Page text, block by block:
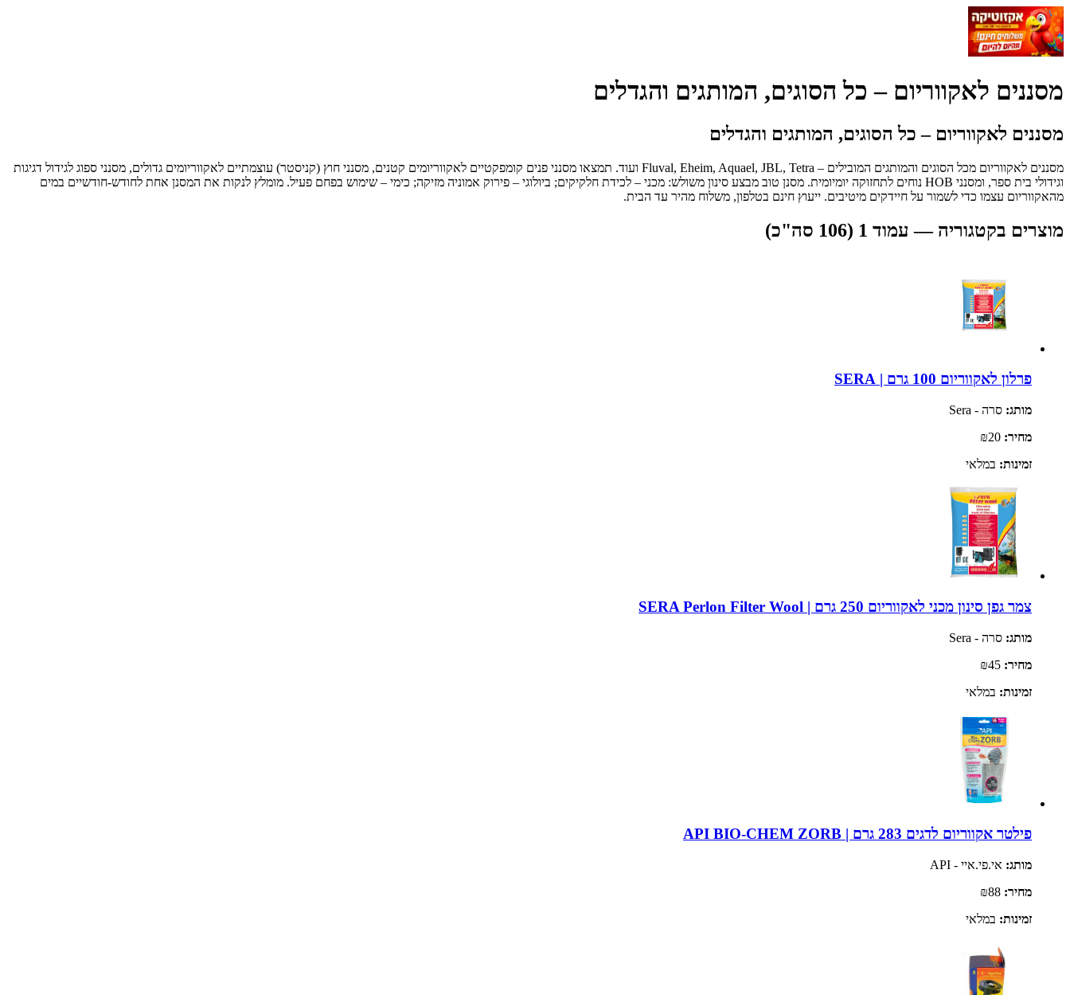
מסננים לאקווריום – כל הסוגים, המותגים והגדלים
מסננים לאקווריום – כל הסוגים, המותגים והגדלים
מסננים לאקווריום מכל הסוגים והמותגים המובילים – Fluval, Eheim, Aquael, JBL, Tetra ועוד. תמצאו מסנני פנים קומפקטיים לאקווריומים קטנים, מסנני חוץ (קניסטר) עוצמתיים לאקווריומים גדולים, מסנני ספוג לגידול דגיגות
וגידולי בית ספר, ומסנני HOB נוחים לתחזוקה יומיומית. מסנן טוב מבצע סינון משולש: מכני – לכידת חלקיקים; ביולוגי – פירוק אמוניה מזיקה; כימי – שימוש בפחם פעיל. מומלץ לנקות את המסנן אחת לחודש-חודשיים במים
מהאקווריום עצמו כדי לשמור על חיידקים מיטיבים. ייעוץ חינם בטלפון, משלוח מהיר עד הבית.
מוצרים בקטגוריה — עמוד 1 (106 סה"כ)
פרלון לאקווריום 100 גרם | SERA
מותג: סרה - Sera
מחיר:
זמינות: במלאי
צמר גפן סינון מכני לאקווריום 250 גרם | SERA Perlon Filter Wool
מותג: סרה - Sera
מחיר:
זמינות: במלאי
פילטר אקווריום לדגים 283 גרם | API BIO-CHEM ZORB
מותג: אי.פי.איי - API
מחיר:
זמינות: במלאי